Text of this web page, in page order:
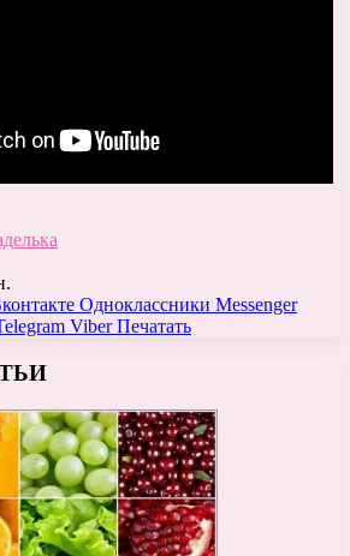
Одноклассники Messenger
Viber Печатать